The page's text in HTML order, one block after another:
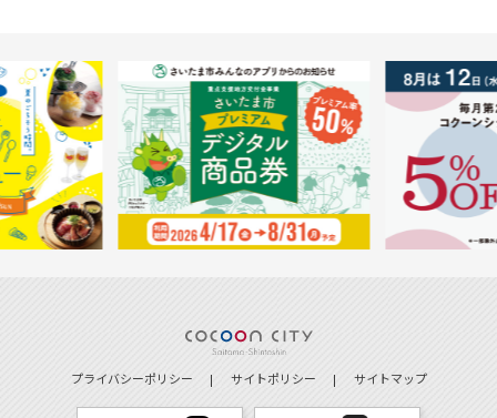
プライバシーポリシー サイトポリシー サイトマップ